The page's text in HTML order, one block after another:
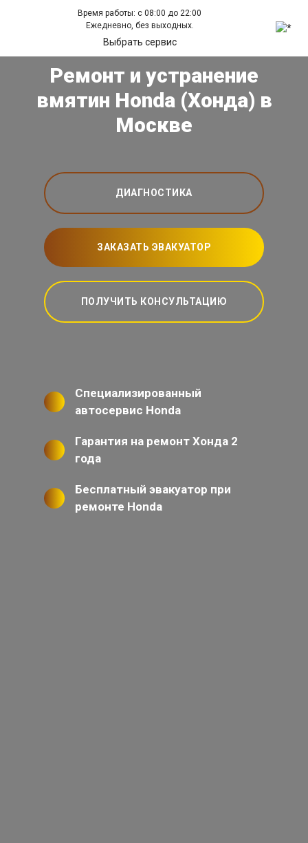
Время работы: с 08:00 до 22:00
Ежедневно, без выходных.
Выбрать сервис
Ремонт и устранение
вмятин Honda (Хонда) в
Москве
ДИАГНОСТИКА
ЗАКАЗАТЬ ЭВАКУАТОР
ПОЛУЧИТЬ КОНСУЛЬТАЦИЮ
Специализированный
автосервис Honda
Гарантия на ремонт Хонда 2
года
Бесплатный эвакуатор при
ремонте Honda